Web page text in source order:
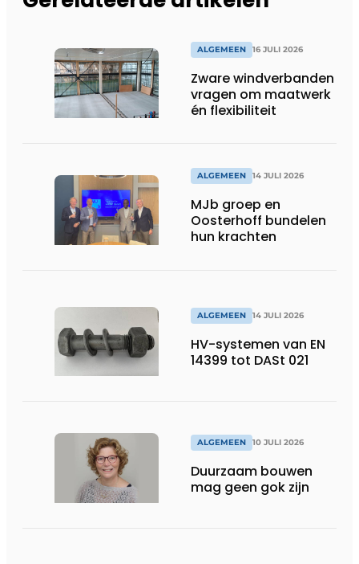
ALGEMEEN 16 JULI 2026
Zware windverbanden
vragen om maatwerk
én flexibiliteit
ALGEMEEN 14 JULI 2026
MJb groep en
Oosterhoff bundelen
hun krachten
ALGEMEEN 14 JULI 2026
HV-systemen van EN
14399 tot DASt 021
ALGEMEEN 10 JULI 2026
Duurzaam bouwen
mag geen gok zijn